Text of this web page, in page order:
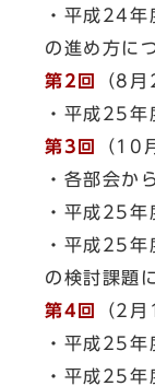
・平成24年
の進め方に
第2回
（8月
・平成25年
第3回
（10
・各部会か
・平成25年
・平成25年
の検討課題
第4回
（2月
・平成25年
・平成25年